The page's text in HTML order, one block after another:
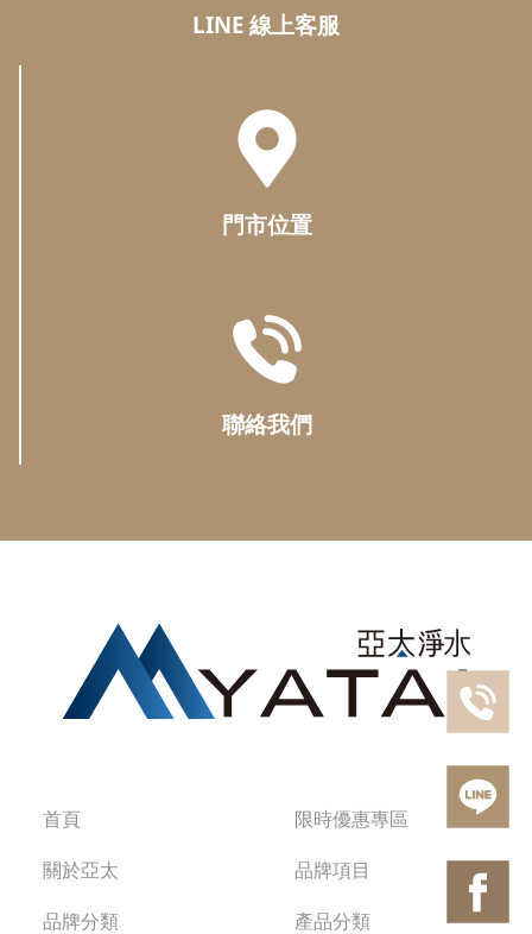
LINE 線上客服
門市位置
聯絡我們
首頁
限時優惠專區
關於亞太
品牌項目
品牌分類
產品分類